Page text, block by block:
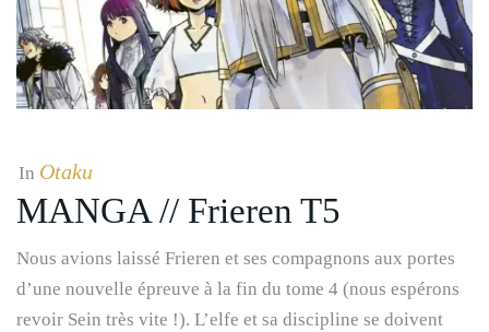
In Otaku
MANGA // Frieren T5
Nous avions laissé Frieren et ses compagnons aux portes
d’une nouvelle épreuve à la fin du tome 4 (nous espérons
revoir Sein très vite !). L’elfe et sa discipline se doivent